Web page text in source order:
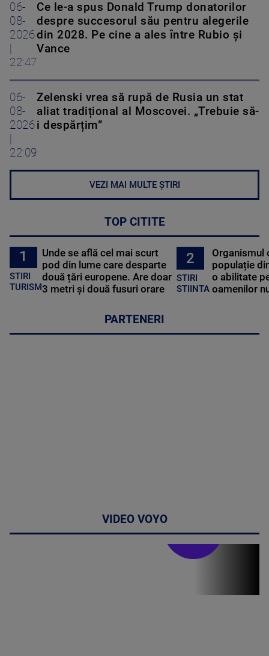
06-
08-
2026
22:47
Ce le-a spus Donald Trump donatorilor
despre succesorul său pentru alegerile
din 2028. Pe cine a ales între Rubio și
Vance
06-
08-
2026
22:09
Zelenski vrea să rupă de Rusia un stat
aliat tradițional al Moscovei. „Trebuie să-
i despărțim”
VEZI MAI MULTE ȘTIRI
TOP CITITE
1
STIRI
TURISM
Unde se află cel mai scurt
pod din lume care desparte
două țări europene. Are doar
3 metri și două fusuri orare
2
STIRI
STIINTA
Organismul
populație
o abilitate
oamenilor
PARTENERI
VIDEO VOYO